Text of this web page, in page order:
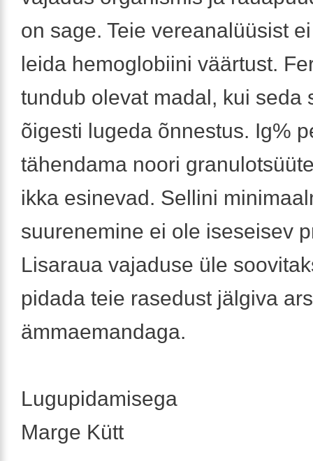
on sage. Teie vereanalüüsist
leida hemoglobiini väärtust.
tundub olevat madal, kui seda
õigesti lugeda õnnestus. Ig%
tähendama noori
ikka esinevad. Sellini
suurenemine ei ole iseseisev
Lisaraua vajaduse üle
pidada teie rasedust jälgiva
ämmaemandaga.
Lugupidamisega
Marge Kütt